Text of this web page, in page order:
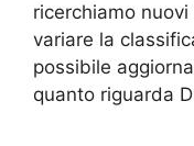
ricerchiamo
variare la
possibile
quanto riguarda